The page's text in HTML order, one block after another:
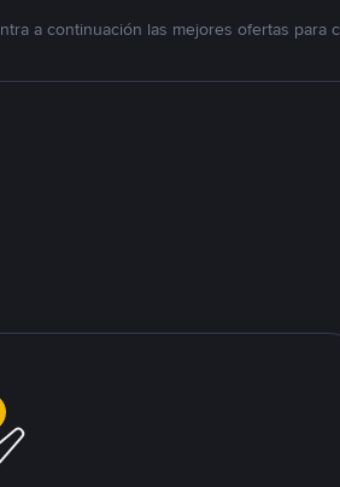
a continuación las mejores ofertas para